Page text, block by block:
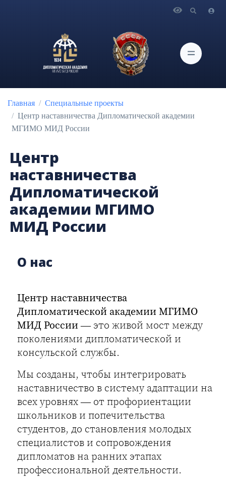
МГИМО МИД России
Главная
Специальные проекты
Центр наставничества ㅤㅤㅤㅤㅤㅤㅤㅤㅤㅤДипломатической академии
МГИМО МИД России
Центр
наставничества ㅤㅤㅤㅤㅤㅤㅤㅤㅤㅤ
Дипломатической
академии МГИМО
МИД России
О нас
Центр наставничества
Дипломатической академии МГИМО
МИД России— это живой мост между
поколениями дипломатической и
консульской службы.
Мы созданы, чтобы интегрировать
наставничество в систему адаптации на
всех уровнях — от профориентации
школьников и попечительства
студентов, до становления молодых
специалистов и сопровождения
дипломатов на ранних этапах
профессиональной деятельности.